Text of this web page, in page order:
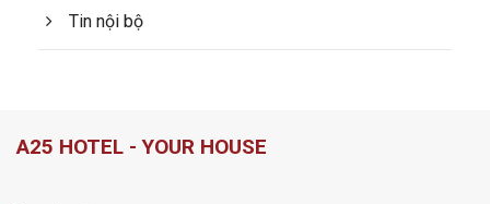
Tin nội bộ
A25 HOTEL - YOUR HOUSE